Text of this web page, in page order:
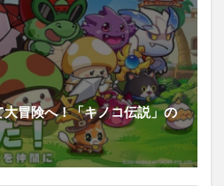
冒険へ！「キノコ伝説」の